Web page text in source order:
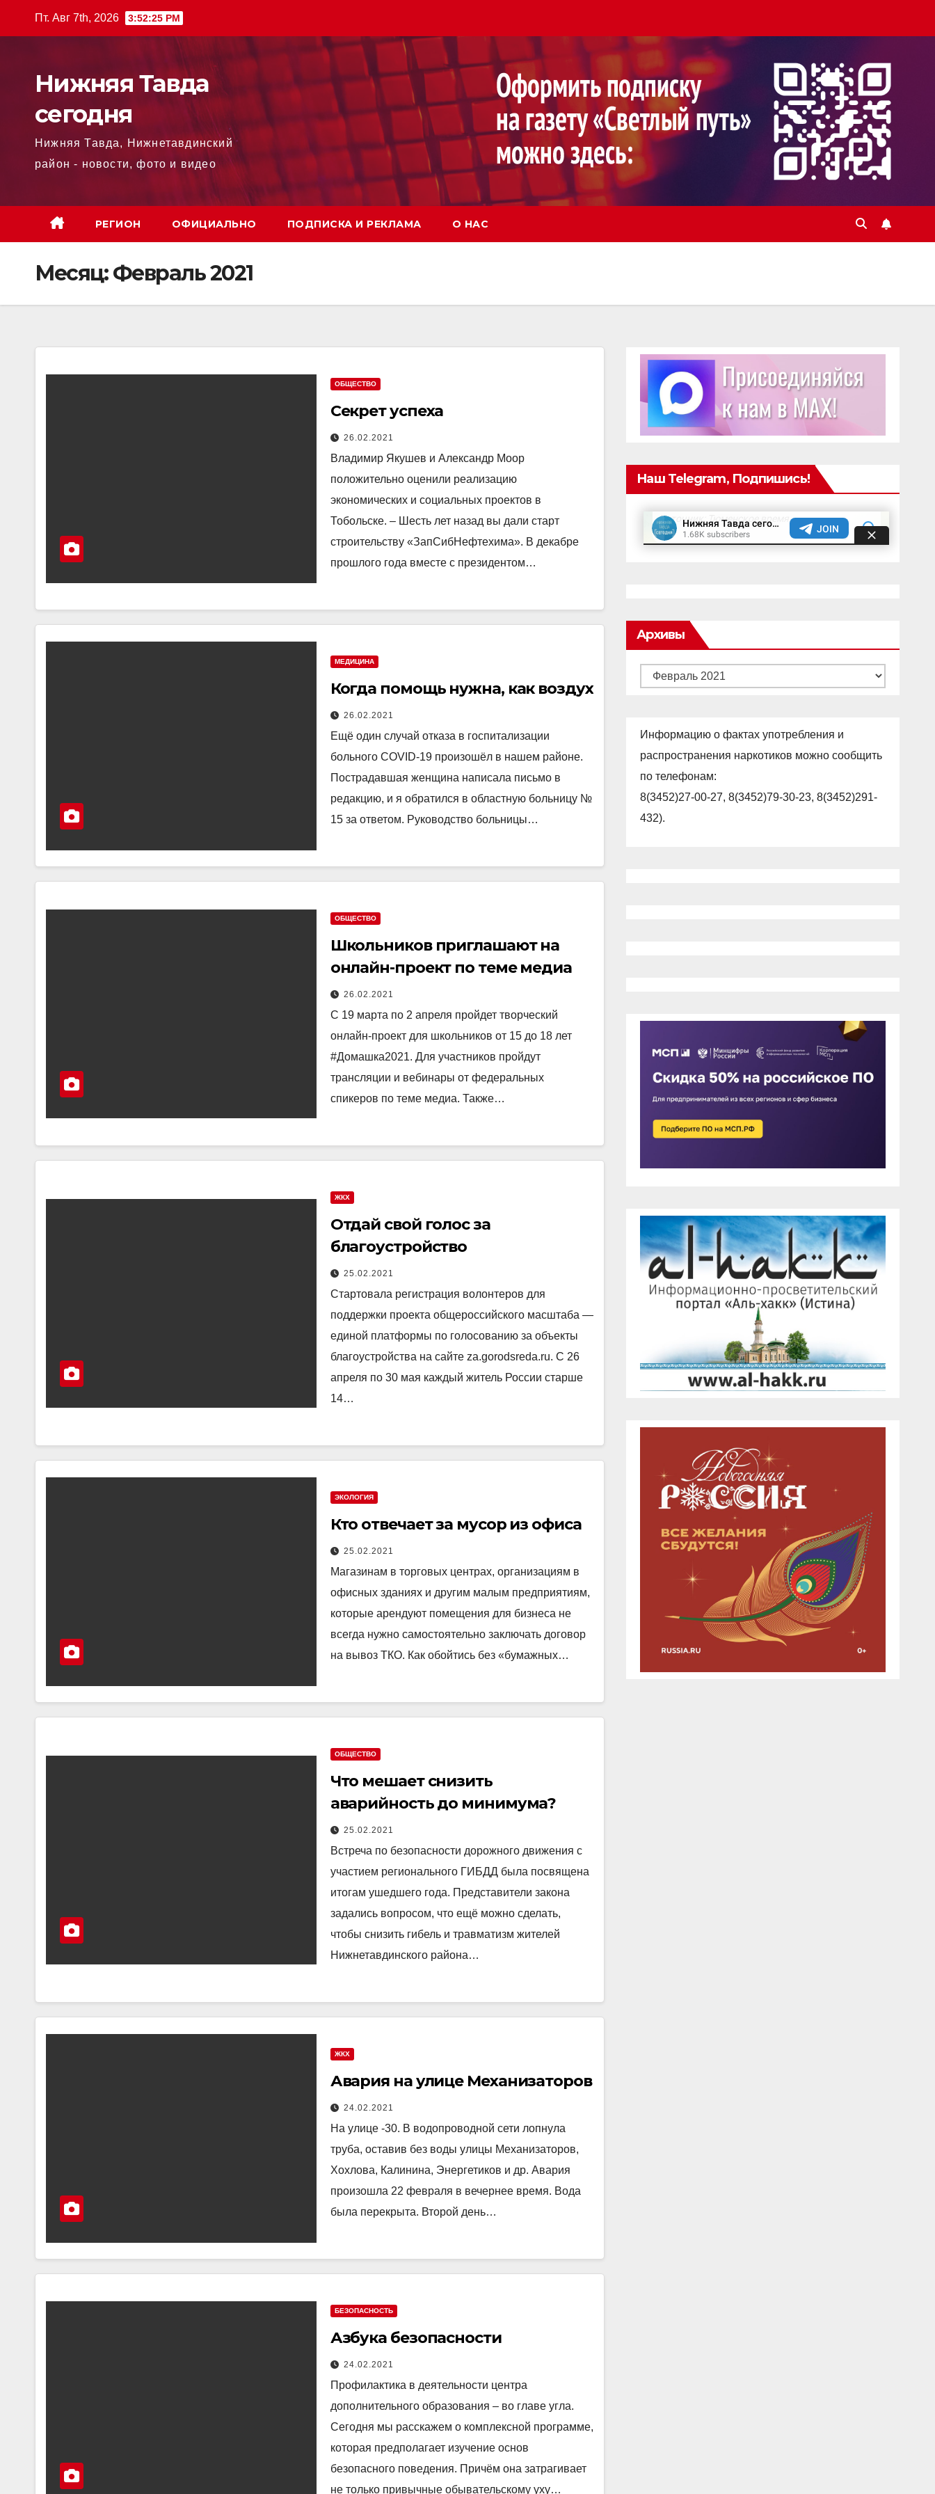
Пт. Авг 7th, 2026 3:52:26 PM
Нижняя Тавда
сегодня
Нижняя Тавда, Нижнетавдинский
район - новости, фото и видео
РЕГИОН ОФИЦИАЛЬНО ПОДПИСКА И РЕКЛАМА О НАС
Месяц:Февраль 2021
ОБЩЕСТВО
Секрет успеха
26.02.2021
Владимир Якушев и Александр Моор
положительно оценили реализацию
экономических и социальных проектов в
Тобольске. – Шесть лет назад вы дали старт
строительству «ЗапСибНефтехима». В декабре
прошлого года вместе с президентом…
МЕДИЦИНА
Когда помощь нужна, как воздух
26.02.2021
Ещё один случай отказа в госпитализации
больного COVID-19 произошёл в нашем районе.
Пострадавшая женщина написала письмо в
редакцию, и я обратился в областную больницу №
15 за ответом. Руководство больницы…
ОБЩЕСТВО
Школьников приглашают на
онлайн-проект по теме медиа
26.02.2021
С 19 марта по 2 апреля пройдет творческий
онлайн-проект для школьников от 15 до 18 лет
#Домашка2021. Для участников пройдут
трансляции и вебинары от федеральных
спикеров по теме медиа. Также…
ЖКХ
Отдай свой голос за
благоустройство
25.02.2021
Стартовала регистрация волонтеров для
поддержки проекта общероссийского масштаба —
единой платформы по голосованию за объекты
благоустройства на сайте za.gorodsreda.ru. С 26
апреля по 30 мая каждый житель России старше
14…
ЭКОЛОГИЯ
Кто отвечает за мусор из офиса
25.02.2021
Магазинам в торговых центрах, организациям в
офисных зданиях и другим малым предприятиям,
которые арендуют помещения для бизнеса не
всегда нужно самостоятельно заключать договор
на вывоз ТКО. Как обойтись без «бумажных…
ОБЩЕСТВО
Что мешает снизить
аварийность до минимума?
25.02.2021
Встреча по безопасности дорожного движения с
участием регионального ГИБДД была посвящена
итогам ушедшего года. Представители закона
задались вопросом, что ещё можно сделать,
чтобы снизить гибель и травматизм жителей
Нижнетавдинского района…
ЖКХ
Авария на улице Механизаторов
24.02.2021
На улице -30. В водопроводной сети лопнула
труба, оставив без воды улицы Механизаторов,
Хохлова, Калинина, Энергетиков и др. Авария
произошла 22 февраля в вечернее время. Вода
была перекрыта. Второй день…
БЕЗОПАСНОСТЬ
Азбука безопасности
24.02.2021
Профилактика в деятельности центра
дополнительного образования – во главе угла.
Сегодня мы расскажем о комплексной программе,
которая предполагает изучение основ
безопасного поведения. Причём она затрагивает
не только привычные обывательскому уху…
Наш Telegram, Подпишись!
Архивы
Архивы
Информацию о фактах употребления и
распространения наркотиков можно сообщить
по телефонам:
8(3452)27-00-27, 8(3452)79-30-23, 8(3452)291-
432).